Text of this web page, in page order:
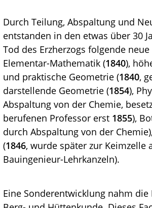
Durch Teilung, Abspaltung und
entstanden in den etwas über 30
Tod des Erzherzogs folgende
Elementar-Mathematik (1840),
und praktische Geometrie (1840,
darstellende Geometrie (1854),
Abspaltung von der Chemie,
berufenen Professor erst 1855),
durch Abspaltung von der
(1846, wurde später zur Keimzelle
Bauingenieur-Lehrkanzeln).
Eine Sonderentwicklung nahm die